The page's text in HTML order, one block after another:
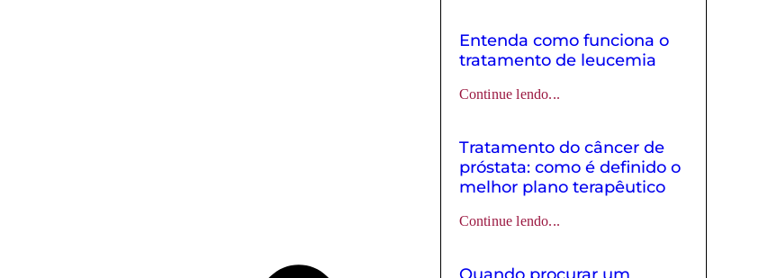
Entenda como funciona o
tratamento de leucemia
Continue lendo...
Tratamento do câncer de
próstata: como é definido o
melhor plano terapêutico
Continue lendo...